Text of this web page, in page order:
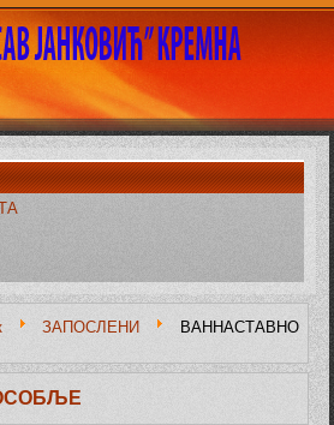
ЗАПОСЛЕНИ
ВАННАСТАВНО